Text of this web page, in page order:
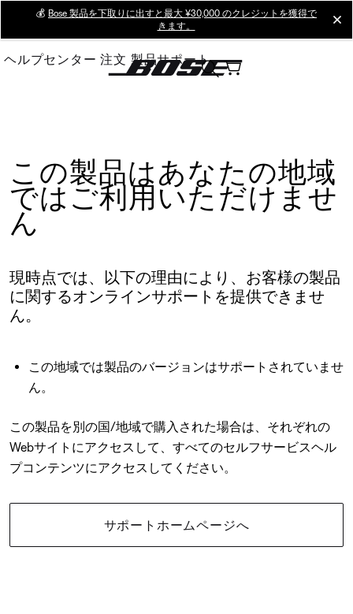
Main
💰 Bose 製品を下取りに出すと最大 ¥30,000 のクレジットを獲得で
きます。
ヘルプセンター 注文 製品サポート
この製品はあなたの地域
ではご利用いただけませ
ん
現時点では、以下の理由により、お客様の製品
に関するオンラインサポートを提供できませ
ん。
この地域では製品のバージョンはサポートされていませ
ん。
この製品を別の国/地域で購入された場合は、それぞれの
Webサイトにアクセスして、すべてのセルフサービスヘル
プコンテンツにアクセスしてください。
サポートホームページへ